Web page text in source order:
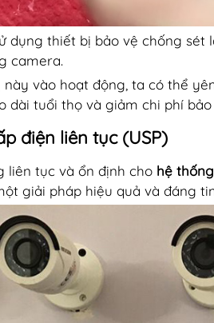
dụng thiết bị bảo vệ chống sét
camera.
vào hoạt động, ta có thể
dài tuổi thọ và giảm chi phí
điện liên tục (USP)
liên tục và ổn định cho hệ
giải pháp hiệu quả và đáng